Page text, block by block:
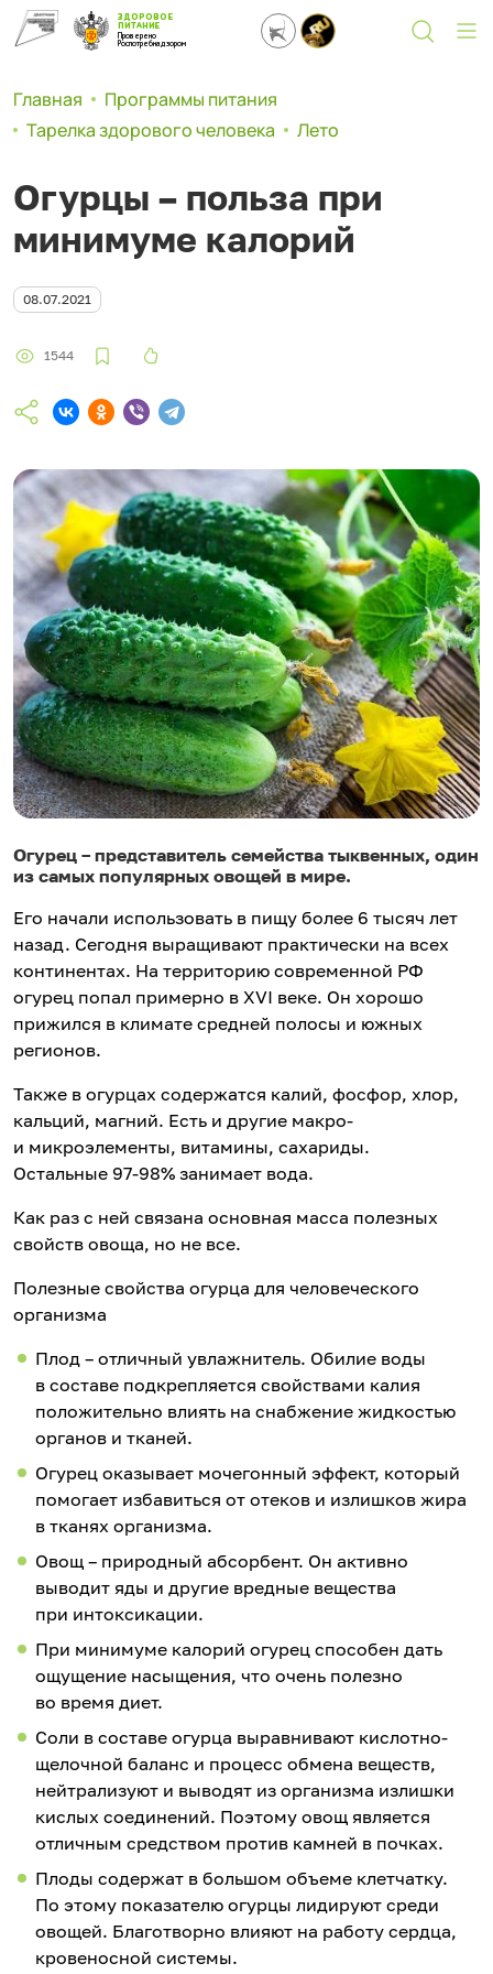
ЗДОРОВОЕ
ПИТАНИЕ
Проверено
Роспотребнадзором
Главная
Программы питания
Тарелка здорового человека
Лето
Огурцы – польза при
минимуме калорий
08.07.2021
1544
Огурец – представитель семейства тыквенных, один
из самых популярных овощей в мире.
Его начали использовать в пищу более 6 тысяч лет
назад. Сегодня выращивают практически на всех
континентах. На территорию современной РФ
огурец попал примерно в XVI веке. Он хорошо
прижился в климате средней полосы и южных
регионов.
Также в огурцах содержатся калий, фосфор, хлор,
кальций, магний. Есть и другие макро-
и микроэлементы, витамины, сахариды.
Остальные 97-98% занимает вода.
Как раз с ней связана основная масса полезных
свойств овоща, но не все.
Полезные свойства огурца для человеческого
организма
Плод – отличный увлажнитель. Обилие воды
в составе подкрепляется свойствами калия
положительно влиять на снабжение жидкостью
органов и тканей.
Огурец оказывает мочегонный эффект, который
помогает избавиться от отеков и излишков жира
в тканях организма.
Овощ – природный абсорбент. Он активно
выводит яды и другие вредные вещества
при интоксикации.
При минимуме калорий огурец способен дать
ощущение насыщения, что очень полезно
во время диет.
Соли в составе огурца выравнивают кислотно-
щелочной баланс и процесс обмена веществ,
нейтрализуют и выводят из организма излишки
кислых соединений. Поэтому овощ является
отличным средством против камней в почках.
Плоды содержат в большом объеме клетчатку.
По этому показателю огурцы лидируют среди
овощей. Благотворно влияют на работу сердца,
кровеносной системы.